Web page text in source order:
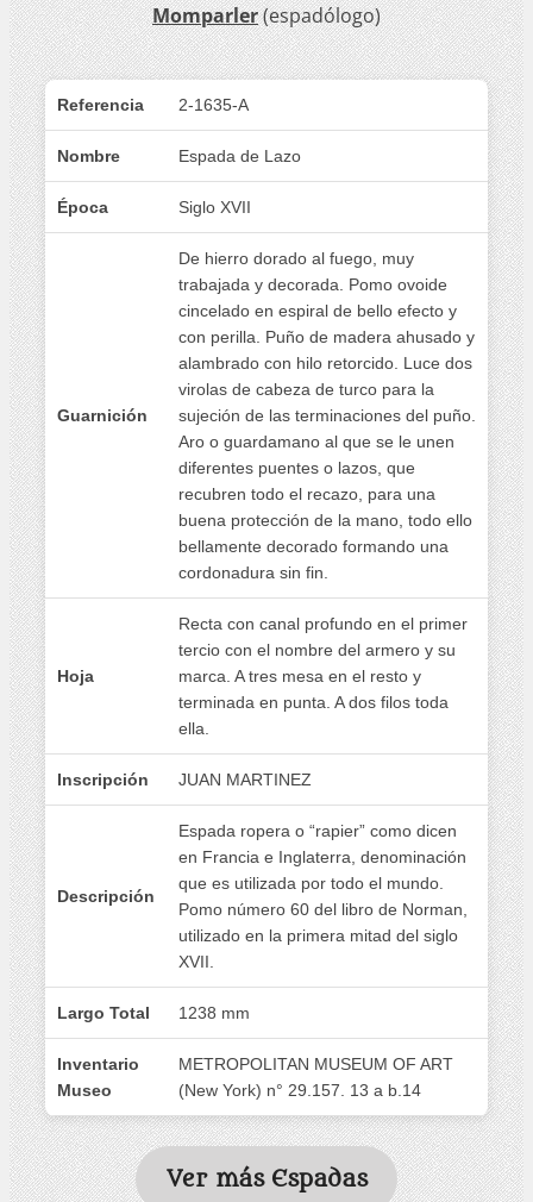
Momparler(espadólogo)
Referencia 2-1635-A
Nombre Espada de Lazo
Época Siglo XVII
Guarnición
De hierro dorado al fuego, muy
trabajada y decorada. Pomo ovoide
cincelado en espiral de bello efecto y
con perilla. Puño de madera ahusado y
alambrado con hilo retorcido. Luce dos
virolas de cabeza de turco para la
sujeción de las terminaciones del puño.
Aro o guardamano al que se le unen
diferentes puentes o lazos, que
recubren todo el recazo, para una
buena protección de la mano, todo ello
bellamente decorado formando una
cordonadura sin fin.
Hoja
Recta con canal profundo en el primer
tercio con el nombre del armero y su
marca. A tres mesa en el resto y
terminada en punta. A dos filos toda
ella.
Inscripción JUAN MARTINEZ
Descripción
Espada ropera o “rapier” como dicen
en Francia e Inglaterra, denominación
que es utilizada por todo el mundo.
Pomo número 60 del libro de Norman,
utilizado en la primera mitad del siglo
XVII.
Largo Total 1238 mm
Inventario
Museo
METROPOLITAN MUSEUM OF ART
(New York) n° 29.157. 13 a b.14
Ver más Espadas